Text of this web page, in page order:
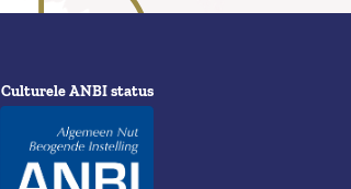
Culturele ANBI status